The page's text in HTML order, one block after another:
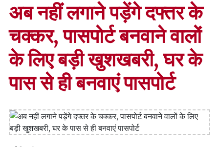
अब नहीं लगाने पड़ेंगे दफ्तर के
चक्कर, पासपोर्ट बनवाने वालों
के लिए बड़ी खुशखबरी, घर के
पास से ही बनवाएं पासपोर्ट